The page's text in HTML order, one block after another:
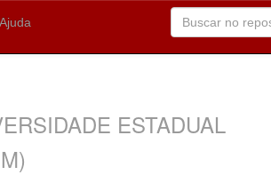
Ajuda
ESTADUAL